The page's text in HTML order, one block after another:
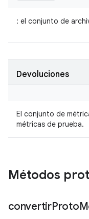
: el conjunto de
Devoluciones
El conjunto de
métricas de prueba.
Métodos
convertirProto